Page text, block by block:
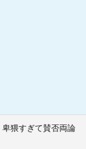
卑猥すぎて賛否両論